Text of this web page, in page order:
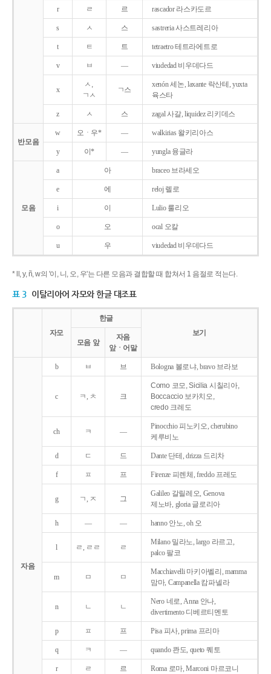
r ㄹ 르 rascador 라스카도르
s ㅅ 스 sastreria 사스트레리아
t ㅌ 트 tetraetro 테트라에트로
v ㅂ ― viudedad 비우데다드
x
ㅅ,
ㄱㅅ
ㄱ스
xenón 세논, laxante 락산테, yuxta
육스타
z ㅅ 스 zagal 사갈, liquidez 리키데스
반모음
w 오ㆍ우* ― walkirias 왈키리아스
y 이* ― yungla 융글라
모음
a 아 braceo 브라세오
e 에 reloj 렐로
i 이 Lulio 룰리오
o 오 ocal 오칼
u 우 viudedad 비우데다드
* ll, y, ñ, w의 '이, 니, 오, 우'는 다른 모음과 결합할 때 합쳐서 1 음절로 적는다.
표 3 이탈리아어 자모와 한글 대조표
자모
한글
보기
모음 앞
자음
앞ㆍ어말
자음
b ㅂ 브 Bologna 볼로냐, bravo 브라보
c ㅋ, ㅊ 크
Como 코모, Sicilia 시칠리아,
Boccaccio 보카치오,
credo 크레도
ch ㅋ ―
Pinocchio 피노키오, cherubino
케루비노
d ㄷ 드 Dante 단테, drizza 드리차
f ㅍ 프 Firenze 피렌체, freddo 프레도
g ㄱ, ㅈ 그
Galileo 갈릴레오, Genova
제노바, gloria 글로리아
h ― ― hanno 안노, oh 오
l ㄹ, ㄹㄹ ㄹ
Milano 밀라노, largo 라르고,
palco 팔코
m ㅁ ㅁ
Macchiavelli 마키아벨리, mamma
맘마, Campanella 캄파넬라
n ㄴ ㄴ
Nero 네로, Anna 안나,
divertimento 디베르티멘토
p ㅍ 프 Pisa 피사, prima 프리마
q ㅋ ― quando 콴도, queto 퀘토
r ㄹ 르 Roma 로마, Marconi 마르코니